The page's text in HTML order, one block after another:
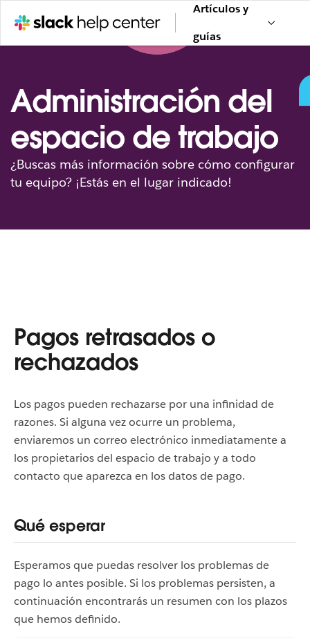
Artículos y
guías
Administración del
espacio de trabajo
¿Buscas más información sobre cómo configurar
tu equipo? ¡Estás en el lugar indicado!
Pagos retrasados o
rechazados
Los pagos pueden rechazarse por una infinidad de
razones. Si alguna vez ocurre un problema,
enviaremos un correo electrónico inmediatamente a
los propietarios del espacio de trabajo y a todo
contacto que aparezca en los datos de pago.
Qué esperar
Esperamos que puedas resolver los problemas de
pago lo antes posible. Si los problemas persisten, a
continuación encontrarás un resumen con los plazos
que hemos definido.